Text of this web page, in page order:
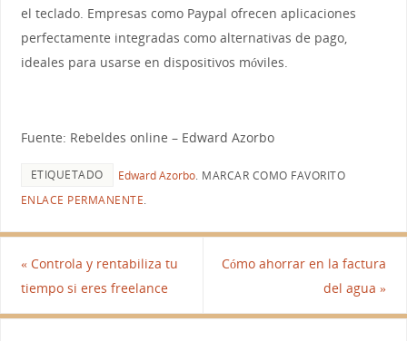
el teclado. Empresas como Paypal ofrecen aplicaciones
perfectamente integradas como alternativas de pago,
ideales para usarse en dispositivos móviles.
Fuente: Rebeldes online – Edward Azorbo
ETIQUETADO Edward Azorbo. MARCAR COMO FAVORITO
ENLACE PERMANENTE.
«Controla y rentabiliza tu
tiempo si eres freelance
Cómo ahorrar en la factura
del agua»